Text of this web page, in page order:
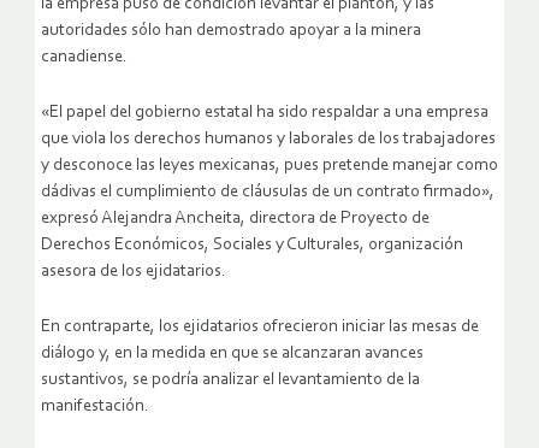
la empresa puso de condición levantar el plantón, y las
autoridades sólo han demostrado apoyar a la minera
canadiense.
«El papel del gobierno estatal ha sido respaldar a una empresa
que viola los derechos humanos y laborales de los trabajadores
y desconoce las leyes mexicanas, pues pretende manejar como
dádivas el cumplimiento de cláusulas de un contrato firmado»,
expresó Alejandra Ancheita, directora de Proyecto de
Derechos Económicos, Sociales y Culturales, organización
asesora de los ejidatarios.
En contraparte, los ejidatarios ofrecieron iniciar las mesas de
diálogo y, en la medida en que se alcanzaran avances
sustantivos, se podría analizar el levantamiento de la
manifestación.